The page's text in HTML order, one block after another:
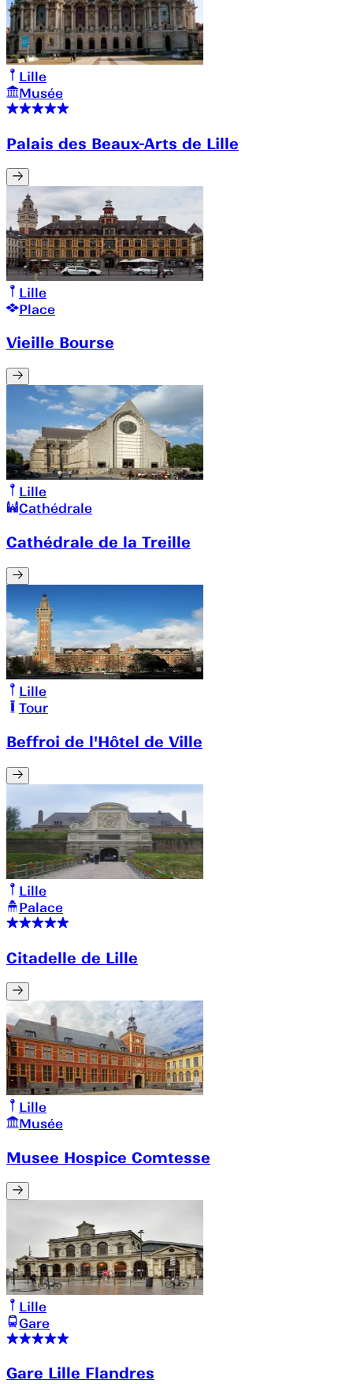
Lille
Musée
Palais des Beaux-Arts de Lille
Lille
Place
Vieille Bourse
Lille
Cathédrale
Cathédrale de la Treille
Lille
Tour
Beffroi de l'Hôtel de Ville
Lille
Palace
Citadelle de Lille
Lille
Musée
Musee Hospice Comtesse
Lille
Gare
Gare Lille Flandres